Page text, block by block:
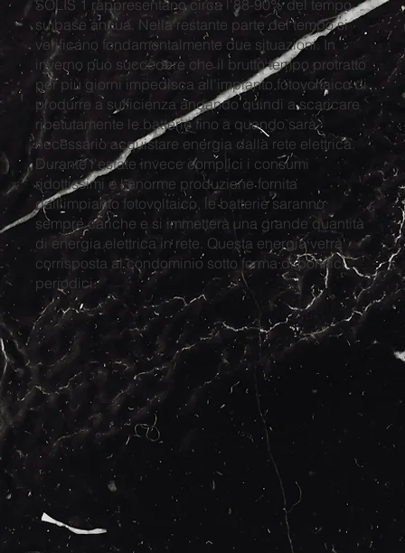
SOLIS 1 rappresentano circa l'88-90% del tempo
su base annua. Nella restante parte del tempo si
verificano fondamentalmente due situazioni. In
inverno può succedere che il brutto tempo protratto
per più giorni impedisca all'impianto fotovoltaico di
produrre a sufficienza andando quindi a scaricare
ripetutamente le batterie fino a quando sarà
necessario acquistare energia dalla rete elettrica.
Durante l'estate invece complici i consumi
ridottissimi e l'enorme produzione fornita
dall'impianto fotovoltaico, le batterie saranno
sempre cariche e si immetterà una grande quantità
di energia elettrica in rete. Questa energia verrà
corrisposta al condominio sotto forma di bonifici
periodici.